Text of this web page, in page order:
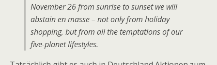
November 26 from sunrise to sunset we will
abstain en masse – not only from holiday
shopping, but from all the temptations of our
five-planet lifestyles.